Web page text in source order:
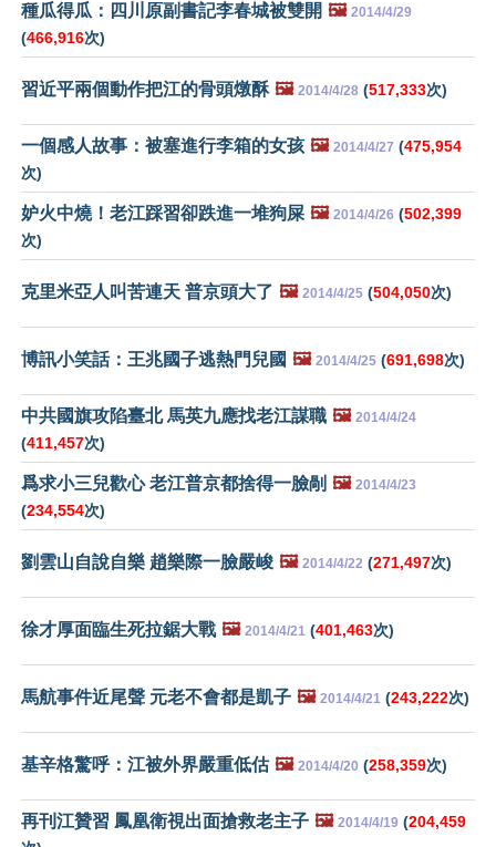
種瓜得瓜：四川原副書記李春城被雙開 🖼️ 2014/4/29
(466,916次)
習近平兩個動作把江的骨頭燉酥 🖼️ 2014/4/28 (517,333次)
一個感人故事：被塞進行李箱的女孩 🖼️ 2014/4/27 (475,954
次)
妒火中燒！老江踩習卻跌進一堆狗屎 🖼️ 2014/4/26 (502,399
次)
克里米亞人叫苦連天 普京頭大了 🖼️ 2014/4/25 (504,050次)
博訊小笑話：王兆國子逃熱門兒國 🖼️ 2014/4/25 (691,698次)
中共國旗攻陷臺北 馬英九應找老江謀職 🖼️ 2014/4/24
(411,457次)
爲求小三兒歡心 老江普京都捨得一臉剮 🖼️ 2014/4/23
(234,554次)
劉雲山自說自樂 趙樂際一臉嚴峻 🖼️ 2014/4/22 (271,497次)
徐才厚面臨生死拉鋸大戰 🖼️ 2014/4/21 (401,463次)
馬航事件近尾聲 元老不會都是凱子 🖼️ 2014/4/21 (243,222次)
基辛格驚呼：江被外界嚴重低估 🖼️ 2014/4/20 (258,359次)
再刊江贊習 鳳凰衛視出面搶救老主子 🖼️ 2014/4/19 (204,459